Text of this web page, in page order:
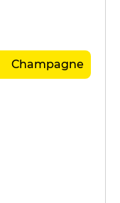
Champagne